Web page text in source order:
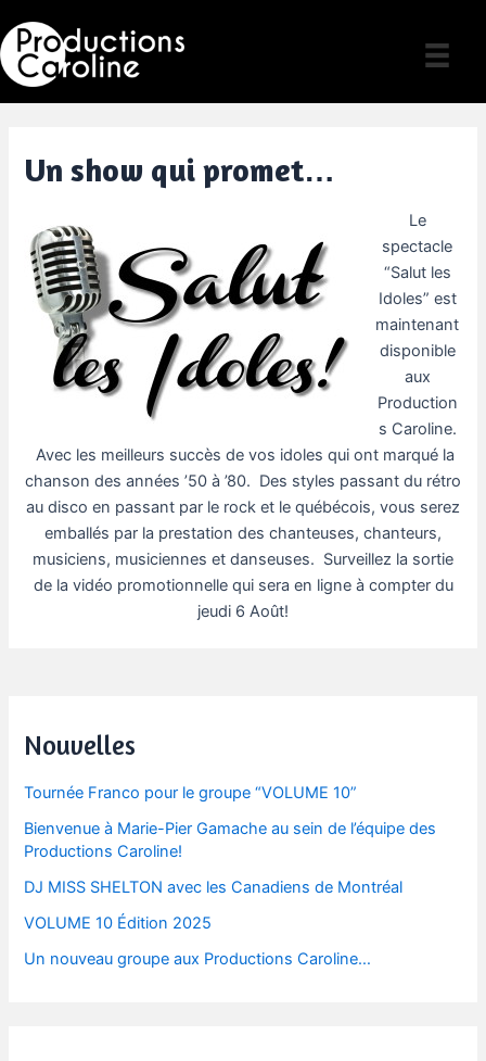
to
content
Un show qui promet…
Le
spectacle
“Salut les
Idoles” est
maintenant
disponible
aux
Production
s Caroline.
Avec les meilleurs succès de vos idoles qui ont marqué la
chanson des années ’50 à ’80. Des styles passant du rétro
au disco en passant par le rock et le québécois, vous serez
emballés par la prestation des chanteuses, chanteurs,
musiciens, musiciennes et danseuses. Surveillez la sortie
de la vidéo promotionnelle qui sera en ligne à compter du
jeudi 6 Août!
Nouvelles
Tournée Franco pour le groupe “VOLUME 10”
Bienvenue à Marie-Pier Gamache au sein de l’équipe des
Productions Caroline!
DJ MISS SHELTON avec les Canadiens de Montréal
VOLUME 10 Édition 2025
Un nouveau groupe aux Productions Caroline…